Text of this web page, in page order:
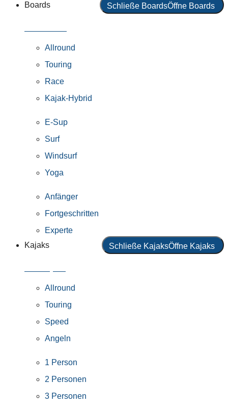
Boards Schließe BoardsÖffne Boards
Allround
Touring
Race
Kajak-Hybrid
E-Sup
Surf
Windsurf
Yoga
Anfänger
Fortgeschritten
Experte
Kajaks
Schließe KajaksÖffne Kajaks
Allround
Touring
Speed
Angeln
1 Person
2 Personen
3 Personen